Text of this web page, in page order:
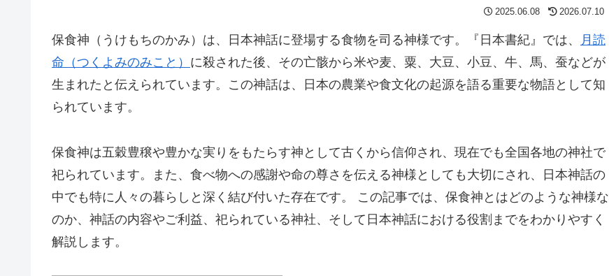
2025.06.08 2026.07.10
保食神（うけもちのかみ）は、日本神話に登場する食物を司る神様です。『日本書紀』では、
月読
命（つくよみのみこと） に殺された後、その亡骸から米や麦、粟、大豆、小豆、牛、馬、蚕などが
生まれたと伝えられています。この神話は、日本の農業や食文化の起源を語る重要な物語として知
られています。
保食神は五穀豊穣や豊かな実りをもたらす神として古くから信仰され、現在でも全国各地の神社で
祀られています。また、食べ物への感謝や命の尊さを伝える神様としても大切にされ、日本神話の
中でも特に人々の暮らしと深く結び付いた存在です。 この記事では、保食神とはどのような神様な
のか、神話の内容やご利益、祀られている神社、そして日本神話における役割までをわかりやすく
解説します。